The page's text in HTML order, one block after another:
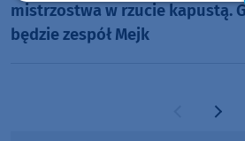
mistrzostwa w rzucie kapustą.
będzie zespół Mejk